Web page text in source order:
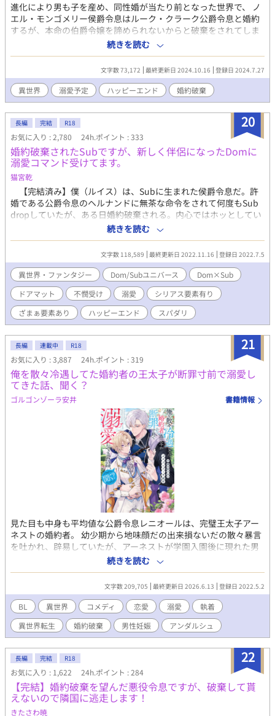
進化により男も子を産め、同性婚が当たり前となった世界で、 ノ
エル・モンゴメリー侯爵令息はルーク・クラーク公爵令息と婚約
するが、本命の伯爵令嬢を諦められないからと破棄をされてしま
う。その後辛い日々を送り若くして死んでしまうが、なぜかいつ
も婚約破棄をされる朝に巻き戻ってしまう。しかも５回も。 だが
６回目に巻き戻った時、婚約破棄当時ではなく、ルークと婚約す
る前まで巻き戻っていた。 今度こそ、自分が不幸になる切っ掛け
となるルークに近づかないようにと決意するノエルだが……。
続きを読む
文字数 73,172 最終更新日 2024.10.16 登録日 2024.7.27
異世界 溺愛予定 ハッピーエンド 婚約破棄
20
長編 完結 R18
お気に入り : 2,780 24h.ポイント : 333
婚約破棄されたSubですが、新しく伴侶になったDomに
溺愛コマンド受けてます。
猫宮乾
【完結済み】僕（ルイス）は、Subに生まれた侯爵令息だ。許
婚である公爵令息のヘルナンドに無茶な命令をされて何度もSub
dropしていたが、ある日婚約破棄される。内心ではホッとしてい
た僕に対し、その時、その場にいたクライヴ第二王子殿下が、新
しい婚約者に立候補すると言い出した。以後、Domであるクライ
ヴ殿下に溺愛され、愛に溢れるコマンドを囁かれ、僕の悲惨だっ
たこれまでの境遇が一変する。※異世界婚約破棄×Dom/Subユニ
バースのお話です。独自設定も含まれます。（☆）挿入無し性描
写、（★）挿入有り性描写です。第10回BL大賞応募作です。応
援・ご投票していただけましたら嬉しいです！ ▼一日２話以上
更新。あと、（微弱ですが）ざまぁ要素が含まれます。D/Sお好き
な方のほか、D/Sご存じなくとも婚約破棄系好きな方にもお楽し
ん。ただ、たまに激しい時があります）
続きを読む
文字数 118,589 最終更新日 2022.11.16 登録日 2022.7.5
異世界・ファンタジー Dom/Subユニバース
Dom×Sub
ドアマット
不憫受け 溺愛
シリアス要素有り
ざまぁ要素あり
ハッピーエンド スパダリ
21
長編 連載中 R18
お気に入り : 3,887 24h.ポイント : 319
俺を散々冷遇してた婚約者の王太子が断罪寸前で溺愛し
てきた話、聞く？
ゴルゴンゾーラ安井 書籍情報
見た目も中身も平均値な公爵令息レニオールは、完璧王太子アー
ネストの婚約者。 幼少期から地味顔だの出来損ないだの散々暴言
を吐かれ、辟易していたが、アーネストが学園入園後に現れた男
爵令息マリクにすっかり心を奪われてしまったことに希望を見出
す。 (こんなやつ、熨斗付けてくれてやる!コイツと縁が切れるな
ら願ったり叶ったりだ!) 自ら婚約破棄する原因を作ってやろうと
マリクに嫌がらせを繰り返した結果、遂にアーネストが俺を断罪
する日がやってきた!――――と、思っていたのに。 「レニた
ん!!」 公衆の面前で絶叫したアーネストは、マリクを放り出して
いきなり俺を溺愛してきて……。 いや、レニたんとか一度も呼ば
れたことねぇし!?!?!? 本編完結しました。番外編更新中。 『男爵
令息の事情』として書いていたマリクの番外編は、スピンオフと
して別の作品で立てています。 そのため、予告させて頂いた通
り、『男爵令息の事情』は下げさせて頂きました。 内容は変えて
いないので、途中だった方、まだご覧になっていなくて興味のあ
る方は、そちらをご覧ください。
続きを読む
文字数 209,705 最終更新日 2026.6.13 登録日 2022.5.2
BL 異世界 コメディ 恋愛 溺愛
執着
異世界転生
婚約破棄 男性妊娠 アンダルシュ
22
長編 完結 R18
お気に入り : 1,622 24h.ポイント : 284
【完結】婚約破棄を望んだ悪役令息ですが、破棄して貰
えないので隣国に逃走します！
きたさわ暁